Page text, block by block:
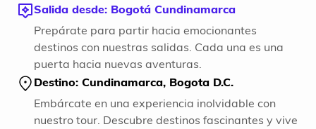
Salida desde: Bogotá Cundinamarca
Prepárate para partir hacia emocionantes
destinos con nuestras salidas. Cada una es una
puerta hacia nuevas aventuras.
Destino: Cundinamarca, Bogota D.C.
Embárcate en una experiencia inolvidable con
nuestro tour. Descubre destinos fascinantes y vive